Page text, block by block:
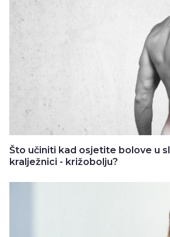
Što učiniti kad osjetite bolove u
kralježnici - križobolju?